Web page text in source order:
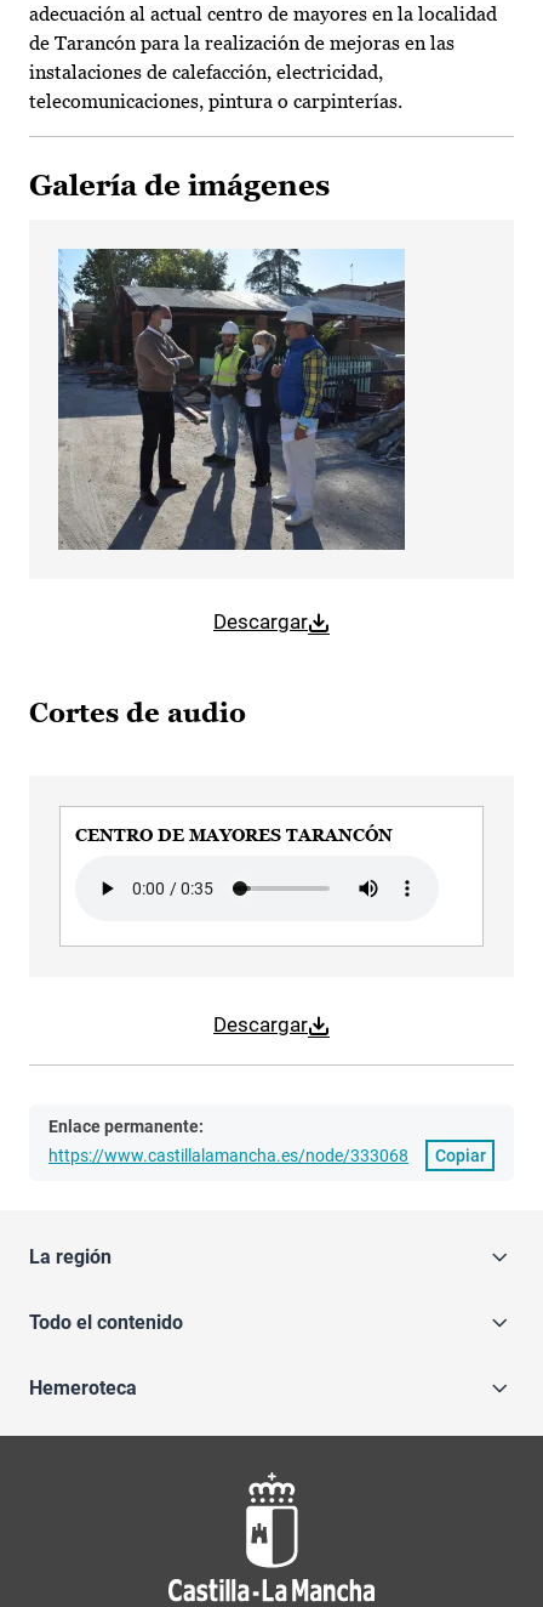
adecuación al actual centro de mayores en la localidad
de Tarancón para la realización de mejoras en las
instalaciones de calefacción, electricidad,
telecomunicaciones, pintura o carpinterías.
Galería de imágenes
Descargar
Cortes de audio
Descargar
CENTRO DE MAYORES TARANCÓN
Enlace permanente:
https://www.castillalamancha.es/node/333068
Copiar
La región
Todo el contenido
Hemeroteca